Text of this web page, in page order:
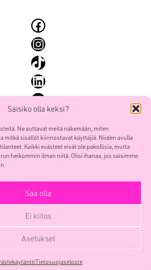
Saisiko olla keksi?
Ne auttavat meitä näkemään, miten
mitkä sisällöt kiinnostavat käyttäjiä. Niiden avulla
Kaikki evästeet eivät ole pakollisia, mutta
heikommin ilman niitä. Olisi ihanaa, jos saisimme
Saa olla
Ei kiitos
Asetukset
Tietosuojaseloste
ja some
markkinointi
Smoy Oy
6
YouTube
Facebook
Instagram
TikTok
LinkedIn
YouTube
Etusivu
Palvelut
Me
Yhteys
Yritys
SmoyTalk